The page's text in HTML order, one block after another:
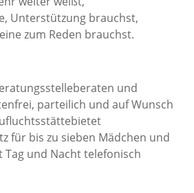
Unterstützung brauchst,
zum Reden brauchst.
und
parteilich und auf Wunsch
für bis zu sieben Mädchen und
Tag und Nacht telefonisch